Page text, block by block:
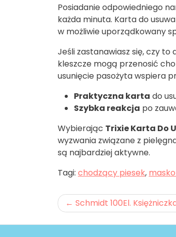
Posiadanie odpowiedniego
każda minuta. Karta do
w możliwie uporządkowany
Jeśli zastanawiasz się, czy
kleszcze mogą przenosić
usunięcie pasożyta wspiera
Praktyczna karta do
Szybka reakcja po
Wybierając Trixie Karta Do
wyzwania związane z
są najbardziej aktywne.
Tagi: chodzący piesek,
Nawigacja
wpisu
Schmidt 100El.